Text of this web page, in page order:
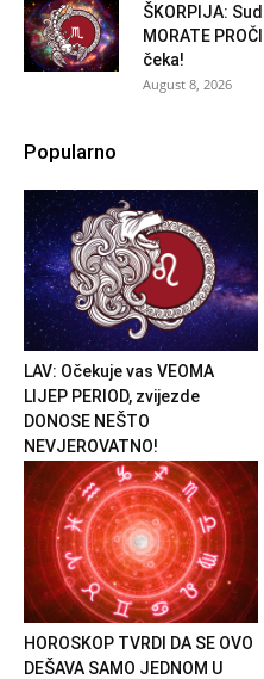
ŠKORPIJA:
MORATE
čeka!
August 8, 2026
Popularno
LAV: Očekuje vas VEOMA
LIJEP PERIOD, zvijezde
DONOSE NEŠTO
NEVJEROVATNO!
HOROSKOP TVRDI DA SE OVO
DEŠAVA SAMO JEDNOM U